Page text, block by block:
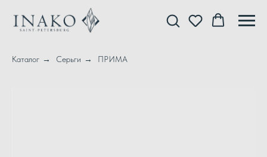
Каталог → Серьги → ПРИМА